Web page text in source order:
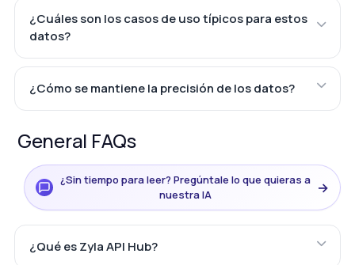
¿Cuáles son los casos de uso típicos para estos
datos?
¿Cómo se mantiene la precisión de los datos?
General FAQs
¿Sin tiempo para leer? Pregúntale lo que quieras a
nuestra IA
→
¿Qué es Zyla API Hub?